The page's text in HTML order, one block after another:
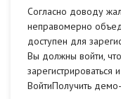
Согласно доводу
неправомерно
доступен для
Вы должны войти,
зарегистрироваться
ВойтиПолучить